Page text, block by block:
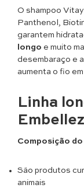
O shampoo
Panthenol,
garantem
longo e muito
desembaraço e
aumenta o fio
Linha
Composição
São produtos
animais